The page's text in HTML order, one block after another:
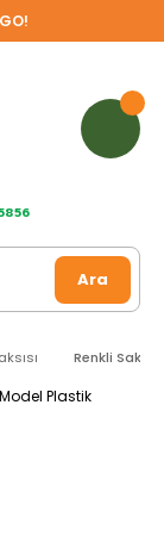
56
Ara
Renkli Saksı